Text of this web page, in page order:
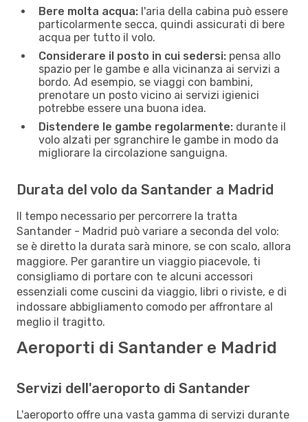
Bere molta acqua: l'aria della cabina può essere
particolarmente secca, quindi assicurati di bere
acqua per tutto il volo.
Considerare il posto in cui sedersi: pensa allo
spazio per le gambe e alla vicinanza ai servizi a
bordo. Ad esempio, se viaggi con bambini,
prenotare un posto vicino ai servizi igienici
potrebbe essere una buona idea.
Distendere le gambe regolarmente: durante il
volo alzati per sgranchire le gambe in modo da
migliorare la circolazione sanguigna.
Durata del volo da Santander a Madrid
Il tempo necessario per percorrere la tratta
Santander - Madrid può variare a seconda del volo:
se è diretto la durata sarà minore, se con scalo, allora
maggiore. Per garantire un viaggio piacevole, ti
consigliamo di portare con te alcuni accessori
essenziali come cuscini da viaggio, libri o riviste, e di
indossare abbigliamento comodo per affrontare al
meglio il tragitto.
Aeroporti di Santander e Madrid
Servizi dell'aeroporto di Santander
L'aeroporto offre una vasta gamma di servizi durante